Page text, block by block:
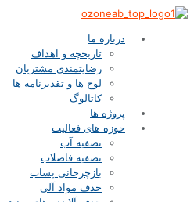
درباره ما
تاریخچه و اهداف
رضایتمندی مشتریان
لوح ها و تقدیرنامه ها
کاتالوگ
پروژه ها
حوزه های فعالیت
تصفیه آب
تصفیه فاضلاب
بازچرخانی پساب
حدف مواد آلی